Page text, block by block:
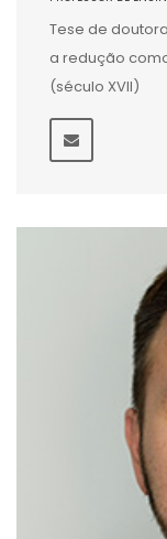
Tese de
a redução
(século XVII)